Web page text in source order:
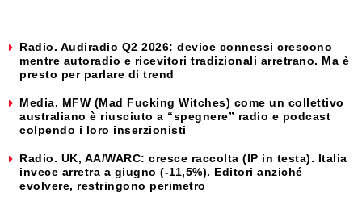
Radio. Audiradio Q2 2026: device connessi crescono
mentre autoradio e ricevitori tradizionali arretrano. Ma è
presto per parlare di trend
Media. MFW (Mad Fucking Witches) come un collettivo
australiano è riusciuto a “spegnere” radio e podcast
colpendo i loro inserzionisti
Radio. UK, AA/WARC: cresce raccolta (IP in testa). Italia
invece arretra a giugno (-11,5%). Editori anziché
evolvere, restringono perimetro